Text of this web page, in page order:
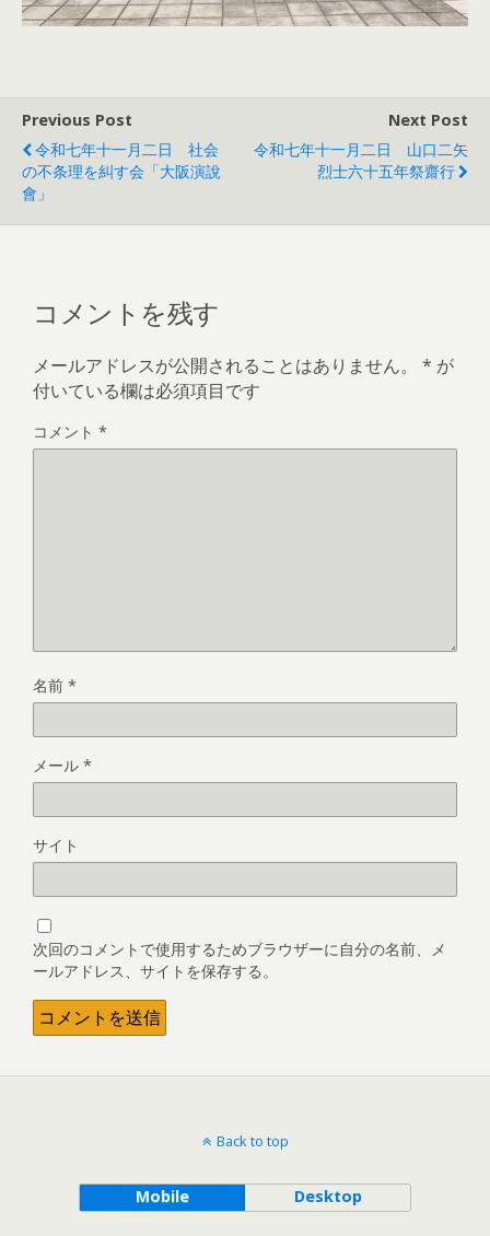
Previous Post
令和七年十一月二日 社会
の不条理を糾す会「大阪演說
會」
Next Post
令和七年十一月二日 山口二矢
烈士六十五年祭齋行
コメントを残す
メールアドレスが公開されることはありません。 * が
付いている欄は必須項目です
コメント *
名前 *
メール *
サイト
次回のコメントで使用するためブラウザーに自分の名前、メ
ールアドレス、サイトを保存する。
Back to top
Mobile Desktop